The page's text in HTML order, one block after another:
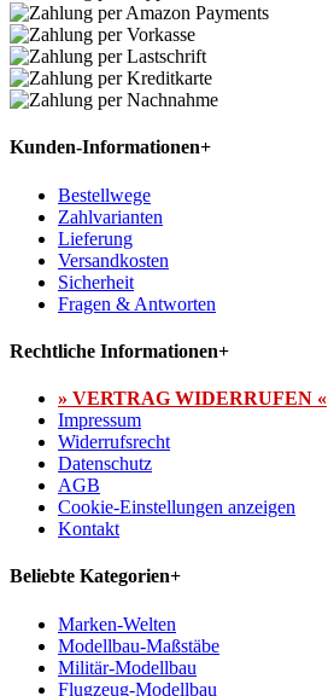
Kunden-Informationen+
Bestellwege
Zahlvarianten
Lieferung
Versandkosten
Sicherheit
Fragen & Antworten
Rechtliche Informationen+
» VERTRAG WIDERRUFEN «
Impressum
Widerrufsrecht
Datenschutz
AGB
Cookie-Einstellungen anzeigen
Kontakt
Beliebte Kategorien+
Marken-Welten
Modellbau-Maßstäbe
Militär-Modellbau
Flugzeug-Modellbau